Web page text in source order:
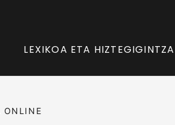
LEXIKOA ETA HIZTEGIGINTZA
ONLINE